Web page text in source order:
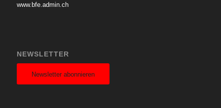
www.bfe.admin.ch
NEWSLETTER
Newsletter abonnieren